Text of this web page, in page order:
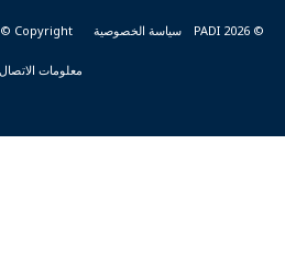
© PADI 2026 سياسة الخصوصية Copyright ©
معلومات الاتصال